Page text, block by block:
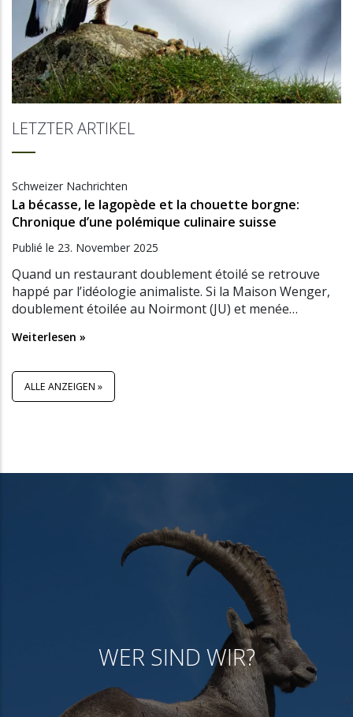
LETZTER ARTIKEL
Schweizer Nachrichten
La bécasse, le lagopède et la chouette borgne:
Chronique d’une polémique culinaire suisse
Publié le 23. November 2025
Quand un restaurant doublement étoilé se retrouve
happé par l’idéologie animaliste. Si la Maison Wenger,
doublement étoilée au Noirmont (JU) et menée…
Weiterlesen »
ALLE ANZEIGEN »
WER SIND WIR?